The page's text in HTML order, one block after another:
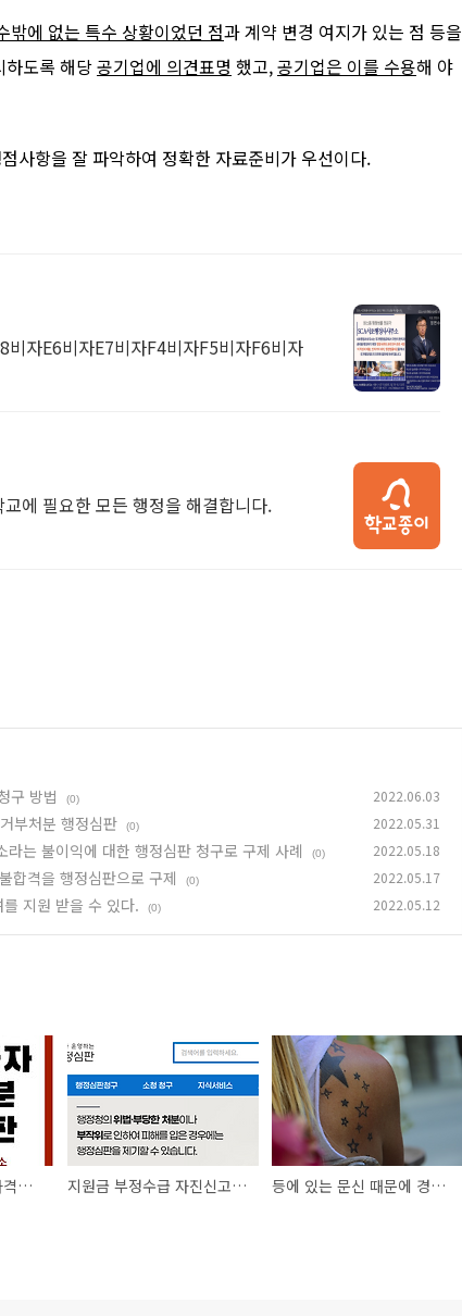
밖에 없는 특수 상황이었던 점과 계약 변경 여지가 있는 점 등을
하도록 해당공기업에 의견표명 했고,공기업은 이를 수용해 야
사항을 잘 파악하여 정확한 자료준비가 우선이다.
자E6비자E7비자F4비자F5비자F6비자
에 필요한 모든 행정을 해결합니다.
구 방법
(0) 2022.06.03
부처분 행정심판 (0) 2022.05.31
는 불이익에 대한 행정심판 청구로 구제 사례 (0) 2022.05.18
합격을 행정심판으로 구제 (0) 2022.05.17
지원 받을 수 있다. (0) 2022.05.12
국가유공자 되는 법 자격기준 ( 공상군경 기준 ) 과 거부처분 행정심판 지원금 부정수급 자진신고 및 전액 반납 후 인증취소라는 불이익에 대한 행정심판 청구로 구제 사례 등에 있는 문신 때문에 경찰 공무원 임용 신체검사 불합격을 행정심판으로 구제